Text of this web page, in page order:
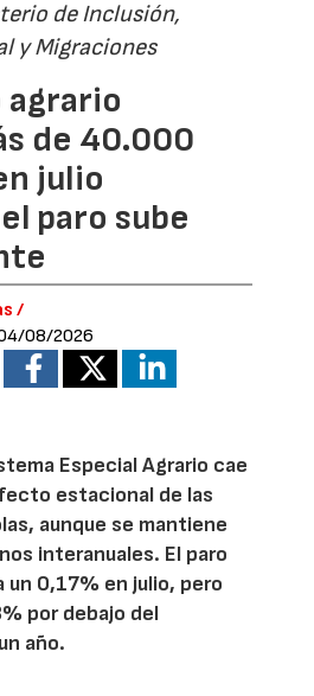
de Inclusión,
y Migraciones
agrario
de 40.000
julio
paro sube
/
08/2026
Especial Agrario cae
estacional de las
aunque se mantiene
interanuales. El paro
un 0,17% en julio, pero
por debajo del
año.